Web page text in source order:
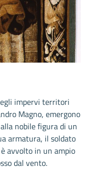
impervi territori
Magno, emergono
nobile figura di un
armatura, il soldato
avvolto in un ampio
dal vento.